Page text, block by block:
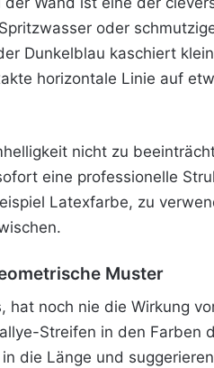
oder
Dunkelblau kaschiert
horizontale Linie auf
nicht zu
eine professionelle
Latexfarbe, zu
Muster
noch nie die Wirkung
Streifen in den Farben
die Länge und